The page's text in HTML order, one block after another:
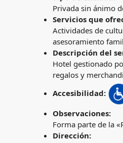
Privada sin ánimo
Servicios que
Actividades de
asesoramiento
Descripción del
Hotel gestionado
regalos y
Accesibilidad:
Observaciones:
Forma parte de la
Dirección: